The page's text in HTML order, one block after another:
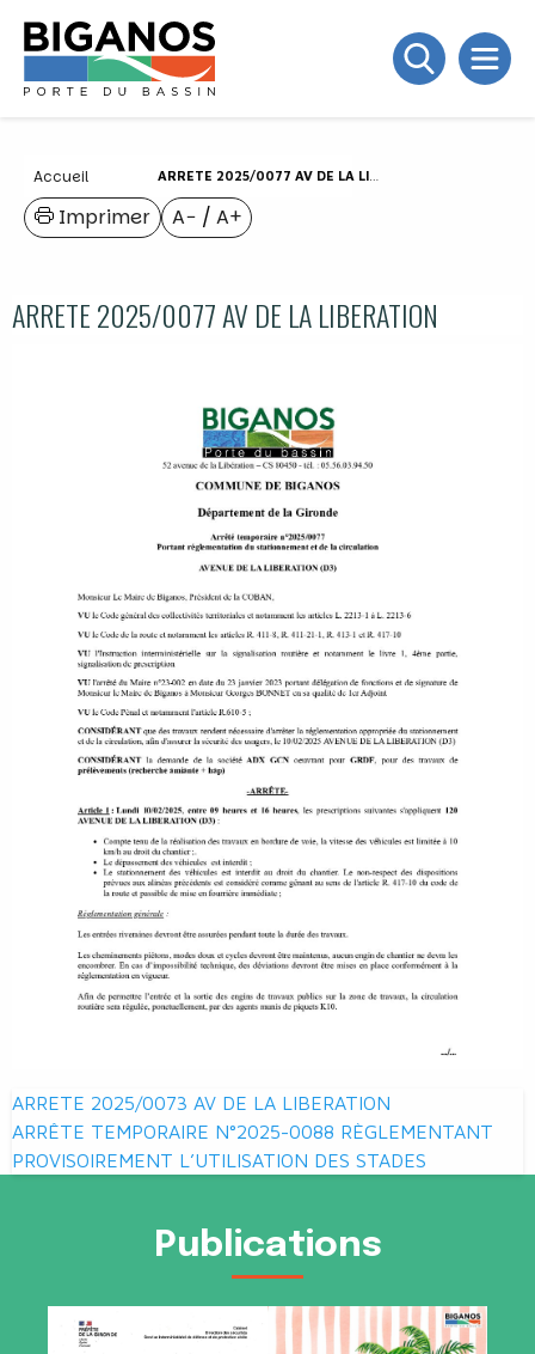
Accueil ARRETE 2025/0077 AV DE LA LIBERATION
A− / A+
Imprimer
ARRETE 2025/0077 AV DE LA LIBERATION
Navigation
de
l’article
ARRETE 2025/0073 AV DE LA LIBERATION
ARRÊTE TEMPORAIRE N°2025-0088 RÈGLEMENTANT
PROVISOIREMENT L’UTILISATION DES STADES
Publications